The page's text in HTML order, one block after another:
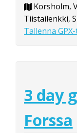
Korsholm,
Tiistailenkki,
Tallenna
3 day
Forssa